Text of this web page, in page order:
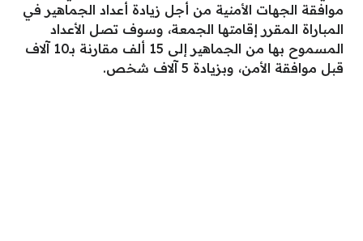
موافقة الجهات الأمنية من أجل زيادة أعداد الجماهير في
المباراة المقرر إقامتها الجمعة، وسوف تصل الأعداد
المسموح بها من الجماهير إلى 15 ألف مقارنة بـ10 آلاف
قبل موافقة الأمن، وبزيادة 5 آلاف شخص.